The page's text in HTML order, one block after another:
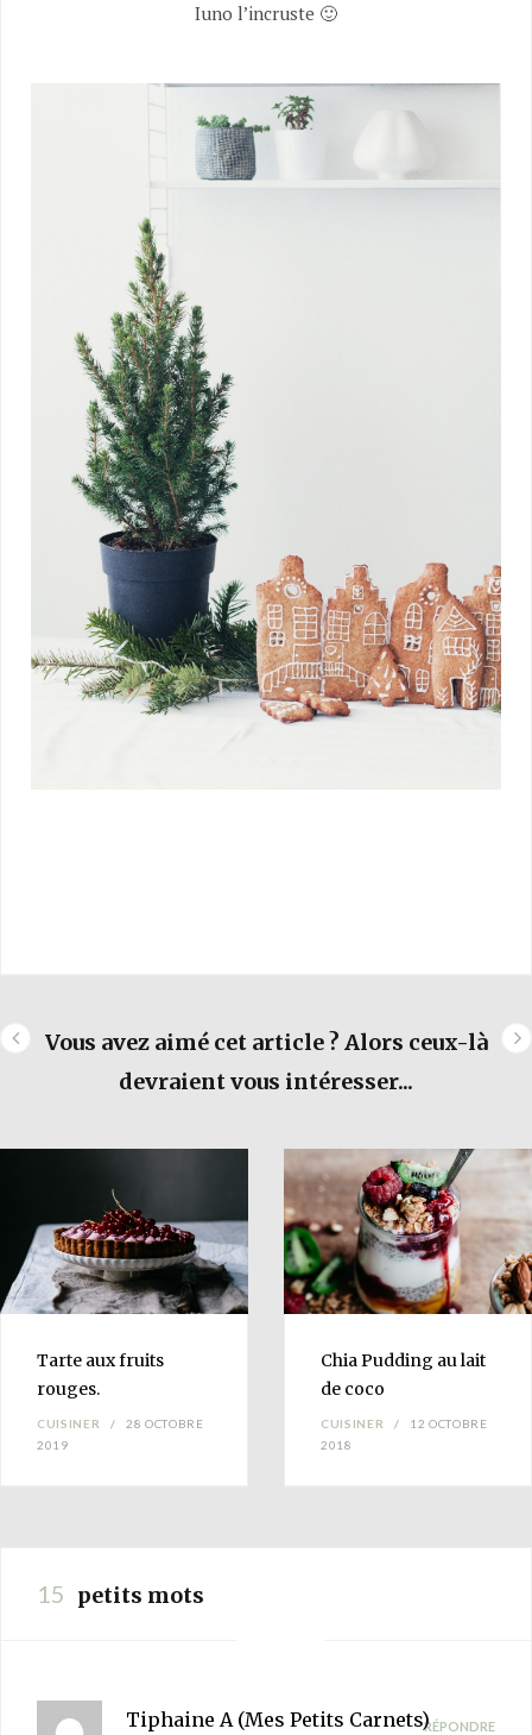
Iuno l’incruste 🙂
Vous avez aimé cet article ? Alors ceux-là
devraient vous intéresser...
Tarte auxfruits
rouges.
CUISINER
28 OCTOBRE
2019
Chia Pudding au lait
de coco
CUISINER
12 OCTOBRE
2018
15 petits mots
Tiphaine A (Mes Petits Carnets)RÉPONDRE